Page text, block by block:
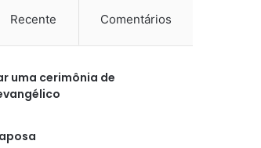
Recente Comentários
uma cerimônia de